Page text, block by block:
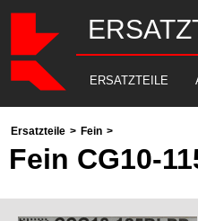
ERSATZTEILE
Ersatzteile > Fein >
Fein CG10-